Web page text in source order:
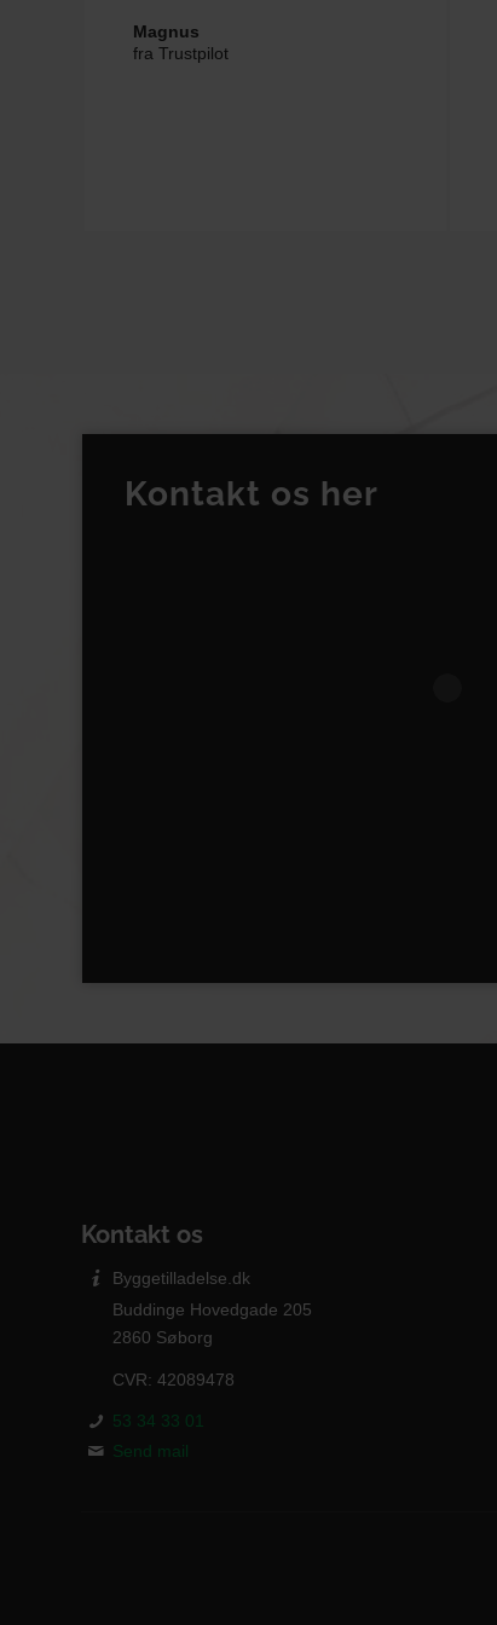
Magnus
fra Trustpilot
Kontakt os her
Kontakt os
Byggetilladelse.dk
Buddinge Hovedgade 205
2860 Søborg
CVR: 42089478
53 34 33 01‬
Send mail